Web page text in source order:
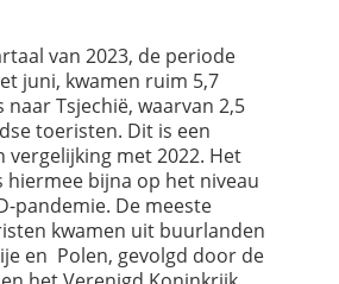
van 2023, de periode
juni, kwamen ruim 5,7
Tsjechië, waarvan 2,5
toeristen. Dit is een
vergelijking met 2022. Het
bijna op het niveau
pandemie. De meeste
kwamen uit buurlanden
en Polen, gevolgd door de